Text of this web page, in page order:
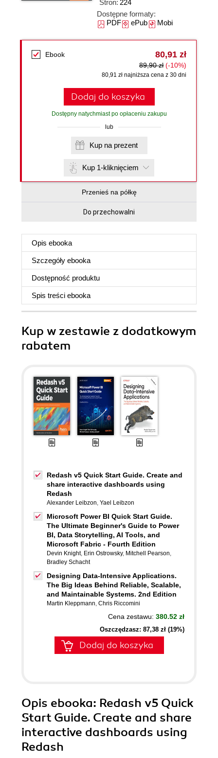
Stron: 224
Dostępne formaty:
PDFePubMobi
Ebook 80,91 zł
89,90 zł (-10%)
80,91 zł najniższa cena z 30 dni
Dodaj do koszyka
Dostępny natychmiast po opłaceniu zakupu
lub
Kup na prezent
Kup 1-kliknięciem
Przenieś na półkę
Do przechowalni
Opis ebooka
Szczegóły ebooka
Dostępność produktu
Spis treści ebooka
Kup w zestawie z dodatkowym
rabatem
Redash v5 Quick Start Guide. Create and
share interactive dashboards using
Redash
Alexander Leibzon, Yael Leibzon
Microsoft Power BI Quick Start Guide.
The Ultimate Beginner's Guide to Power
BI, Data Storytelling, AI Tools, and
Microsoft Fabric - Fourth Edition
Devin Knight, Erin Ostrowsky, Mitchell Pearson,
Bradley Schacht
Designing Data-Intensive Applications.
The Big Ideas Behind Reliable, Scalable,
and Maintainable Systems. 2nd Edition
Martin Kleppmann, Chris Riccomini
Cena zestawu: 380.52 zł
Oszczędzasz: 87,38 zł (19%)
Dodaj do koszyka
Opis ebooka: Redash v5 Quick
Start Guide. Create and share
interactive dashboards using
Redash